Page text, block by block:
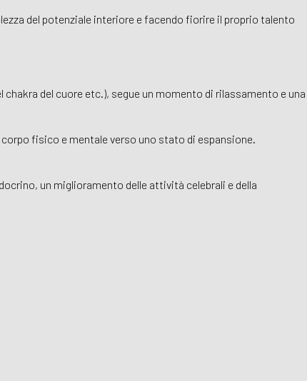
del potenziale interiore e facendo fiorire il proprio talento
del cuore etc.), segue un momento di rilassamento e una
fisico e mentale verso uno stato di espansione.
un miglioramento delle attività celebrali e della